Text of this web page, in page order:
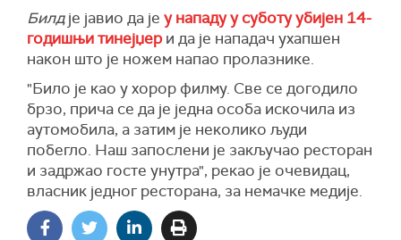
Билдје јавио да је у нападу у суботу убијен 14-
годишњи тинејџери да је нападач ухапшен
након што је ножем напао пролазнике.
"Било је као у хорор филму. Све се догодило
брзо, прича се да је једна особа искочила из
аутомобила, а затим је неколико људи
побегло. Наш запослени је закључао ресторан
и задржао госте унутра", рекао је очевидац,
власник једног ресторана, за немачке медије.